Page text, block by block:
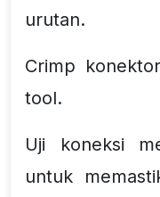
urutan.
Crimp
tool.
Uji koneksi
untuk